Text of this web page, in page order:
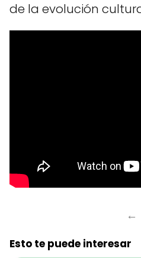
de la evolución
←
Esto te puede interesar